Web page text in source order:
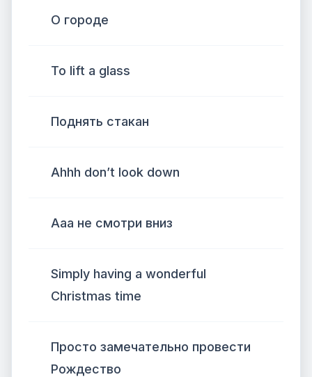
О городе
To lift a glass
Поднять стакан
Ahhh don’t look down
Ааа не смотри вниз
Simply having a wonderful
Christmas time
Просто замечательно провести
Рождество